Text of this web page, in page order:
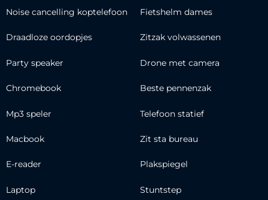
Noise cancelling koptelefoon
Draadloze oordopjes
Party speaker
Chromebook
Mp3 speler
Macbook
E-reader
Laptop
Fietshelm dames
Zitzak volwassenen
Drone met camera
Beste pennenzak
Telefoon statief
Zit sta bureau
Plakspiegel
Stuntstep